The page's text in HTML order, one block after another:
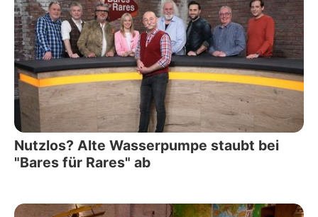
Nutzlos? Alte Wasserpumpe staubt bei
"Bares für Rares" ab